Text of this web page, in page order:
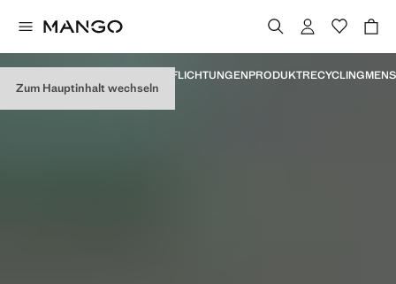
Zum Hauptinhalt wechseln
VERPFLICHTUNGENPRODUKTRECYCLING